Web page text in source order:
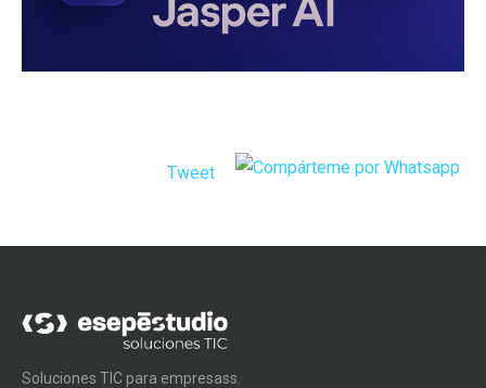
Tweet
Soluciones TIC para empresass.